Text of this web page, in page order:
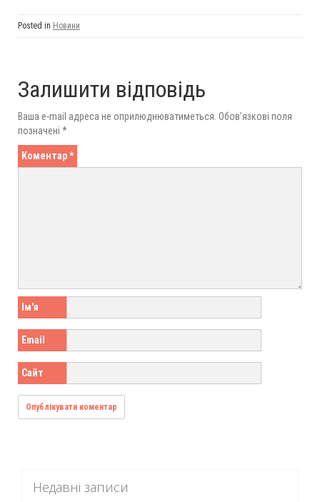
Posted in Новини
Залишити відповідь
Ваша e-mail адреса не оприлюднюватиметься. Обов’язкові поля
позначені *
Коментар*
Ім'я
Email
Сайт
Недавні записи